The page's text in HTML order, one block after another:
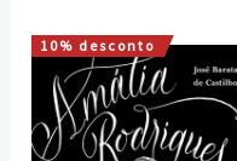
10% desconto
O
preço
original
era:
15,00 €.
O
preço
atual
é:
13,50 €.